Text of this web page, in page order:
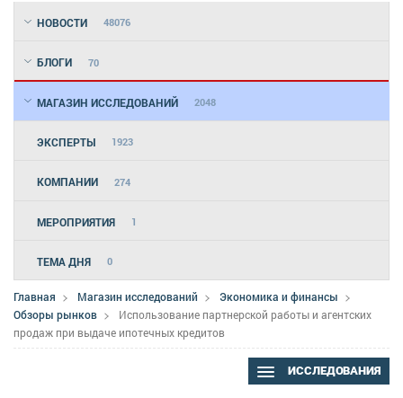
НОВОСТИ 48076
БЛОГИ 70
МАГАЗИН ИССЛЕДОВАНИЙ 2048
ЭКСПЕРТЫ 1923
КОМПАНИИ 274
МЕРОПРИЯТИЯ 1
ТЕМА ДНЯ 0
Главная Магазин исследований
Экономика и финансы
Обзоры рынков
Использование партнерской работы и агентских
продаж при выдаче ипотечных кредитов
ИССЛЕДОВАНИЯ